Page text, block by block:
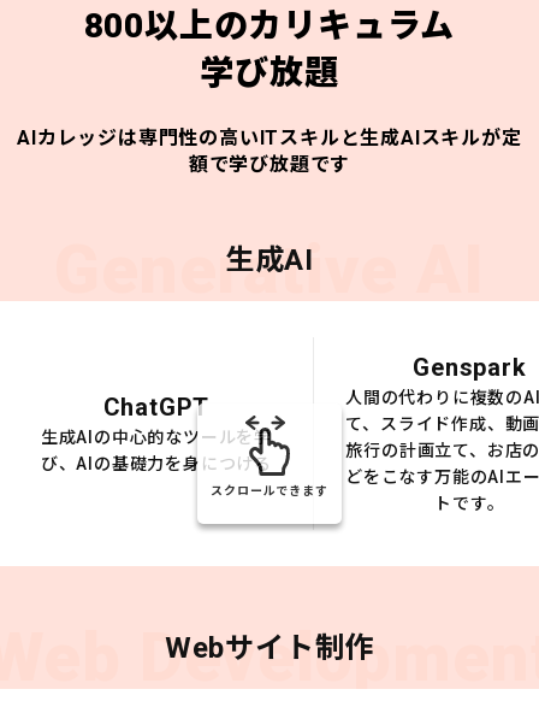
800以上のカリキュラム
学び放題
AIカレッジは専門性の高いITスキルと生成AIスキルが定
額で学び放題です
Generative AI
生成AI
ChatGPT
生成AIの中心的なツールを学
び、AIの基礎力を身につける
Genspark
人間の代わりに複数の
て、スライド作成、動
旅行の計画立て、お店
どをこなす万能のAIエ
トです。
スクロールできます
Webサイト制作